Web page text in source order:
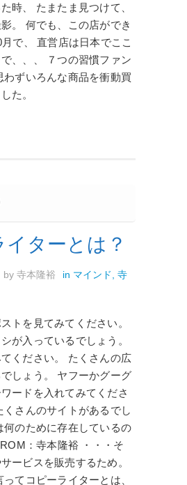
時、 たまたま見つけて、
。 何でも、この店ができ
で、 直営店は日本でここ
、、、 ７つの習慣ファン
わずいろんな商品を衝動買
た。
イターとは？
by 寺本隆裕 in マインド
寺
トを見てみてください。
が入っているでしょう。
ください。 たくさんの広
しょう。 ヤフーかグーグ
ードを入れてみてくださ
くさんのサイトがあるでし
何のために存在しているの
：寺本隆裕 ・・・そ
ービスを販売するため。
てコピーライターとは、